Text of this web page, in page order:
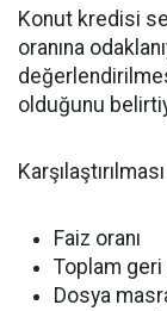
Konut kredisi
oranına
olduğunu
Faiz oranı
Toplam geri
Dosya